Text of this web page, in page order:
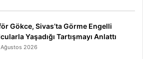
Gökce, Sivas’ta Görme Engelli
Yaşadığı Tartışmayı Anlattı
2026